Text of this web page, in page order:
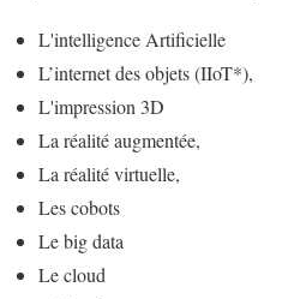
L'intelligence Artificielle
L’internet des objets (IIoT*),
L'impression 3D
La réalité augmentée,
La réalité virtuelle,
Les cobots
Le big data
Le cloud